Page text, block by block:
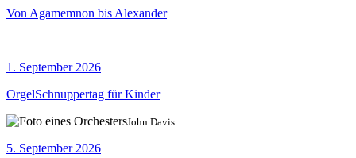
Von Agamemnon bis Alexander
1. September 2026
OrgelSchnuppertag für Kinder
John Davis
5. September 2026